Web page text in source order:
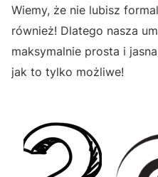
Wiemy, że nie lubisz
również! Dlatego nasza
maksymalnie prosta i
jak to tylko możliwe!